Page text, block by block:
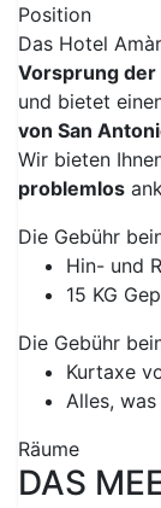
Previous
Position
Das Hotel
Vorsprung der
und bietet
von San
Wir bieten
problemlos
Die Gebühr
Hin- und
15 KG
Die Gebühr
Kurtaxe
Alles,
Räume
DAS